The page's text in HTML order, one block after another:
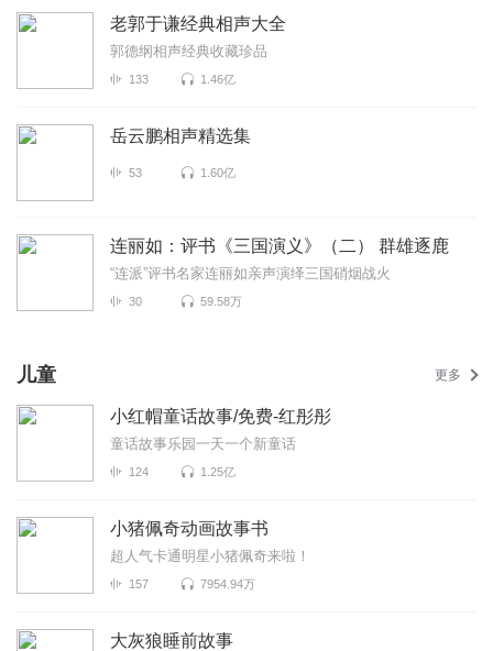
老郭于谦经典相声大全
郭德纲相声经典收藏珍品
133 1.46亿
岳云鹏相声精选集
53 1.60亿
连丽如：评书《三国演义》（二） 群雄逐鹿
“连派”评书名家连丽如亲声演绎三国硝烟战火
30 59.58万
儿童 更多
小红帽童话故事/免费-红彤彤
童话故事乐园一天一个新童话
124 1.25亿
小猪佩奇动画故事书
超人气卡通明星小猪佩奇来啦！
157 7954.94万
大灰狼睡前故事